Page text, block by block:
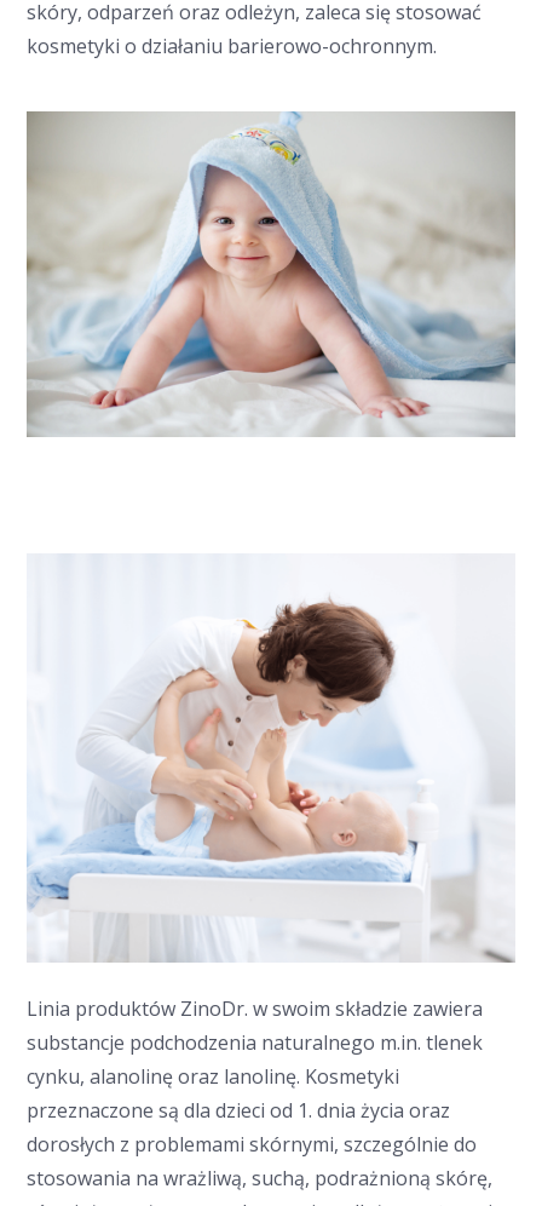
skóry, odparzeń oraz odleżyn, zaleca się stosować
kosmetyki o działaniu barierowo-ochronnym.
Linia produktów ZinoDr. w swoim składzie zawiera
substancje podchodzenia naturalnego m.in. tlenek
cynku, alanolinę oraz lanolinę. Kosmetyki
przeznaczone są dla dzieci od 1. dnia życia oraz
dorosłych z problemami skórnymi, szczególnie do
stosowania na wrażliwą, suchą, podrażnioną skórę,